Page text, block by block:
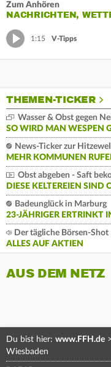
Zum Anhören
NACHRICHTEN,
1:15 V-Tipps
THEMEN-TICKER
Wasser & Obst gegen
SO WIRD MAN WESPEN
News-Ticker zur
MEHR KOMMUNEN
Obst abgeben - Saft
DIESE KELTEREIEN SIND
Badeunglück in Marburg
23-JÄHRIGER ERTRINKT
Der tägliche Börsen-Shot
ALLES AUF AKTIEN
AUS DEM NETZ
Du bist hier: www.FFH.de
Wiesbaden